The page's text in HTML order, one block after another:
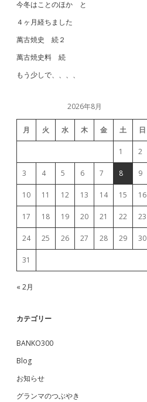
今冬はことのほか と
４ヶ月経ちました
萬古焼史 続２
萬古焼史料 続
もう少しで、、、、
2026年8月
月 火 水 木 金 土 日
1 2
3 4 5 6 7 8 9
10 11 12 13 14 15 16
17 18 19 20 21 22 23
24 25 26 27 28 29 30
31
« 2月
カテゴリー
BANKO300
Blog
お知らせ
グランマのつぶやき